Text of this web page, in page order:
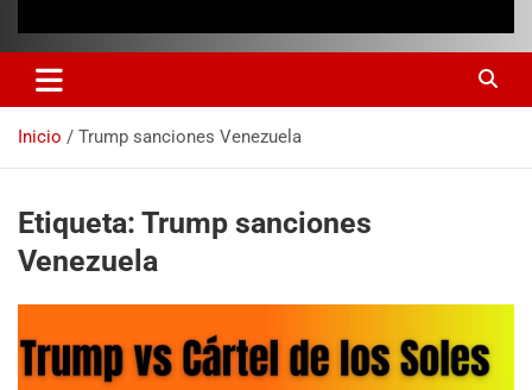
Inicio Trump sanciones Venezuela
Etiqueta: Trump sanciones
Venezuela